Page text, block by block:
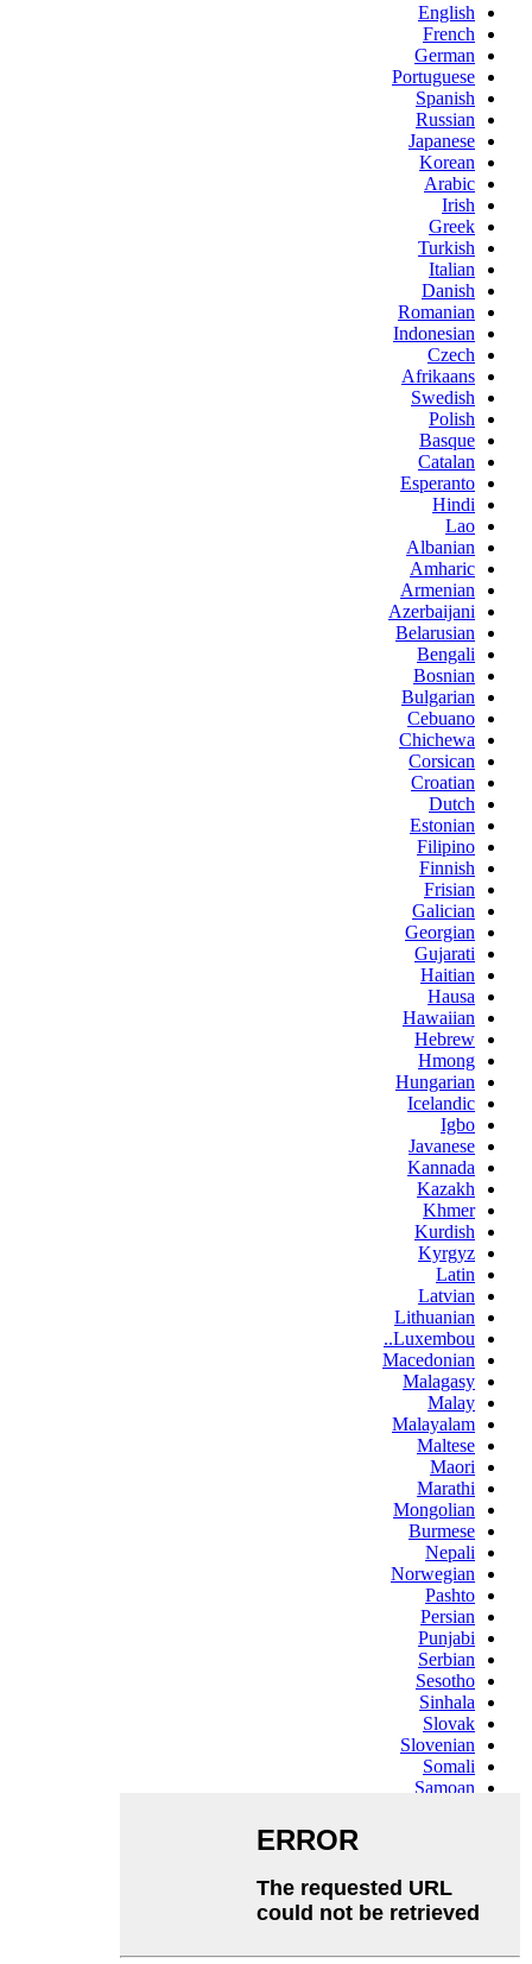
English
French
German
Portuguese
Spanish
Russian
Japanese
Korean
Arabic
Irish
Greek
Turkish
Italian
Danish
Romanian
Indonesian
Czech
Afrikaans
Swedish
Polish
Basque
Catalan
Esperanto
Hindi
Lao
Albanian
Amharic
Armenian
Azerbaijani
Belarusian
Bengali
Bosnian
Bulgarian
Cebuano
Chichewa
Corsican
Croatian
Dutch
Estonian
Filipino
Finnish
Frisian
Galician
Georgian
Gujarati
Haitian
Hausa
Hawaiian
Hebrew
Hmong
Hungarian
Icelandic
Igbo
Javanese
Kannada
Kazakh
Khmer
Kurdish
Kyrgyz
Latin
Latvian
Lithuanian
Luxembou..
Macedonian
Malagasy
Malay
Malayalam
Maltese
Maori
Marathi
Mongolian
Burmese
Nepali
Norwegian
Pashto
Persian
Punjabi
Serbian
Sesotho
Sinhala
Slovak
Slovenian
Somali
Samoan
Swahili
Tajik
Telugu